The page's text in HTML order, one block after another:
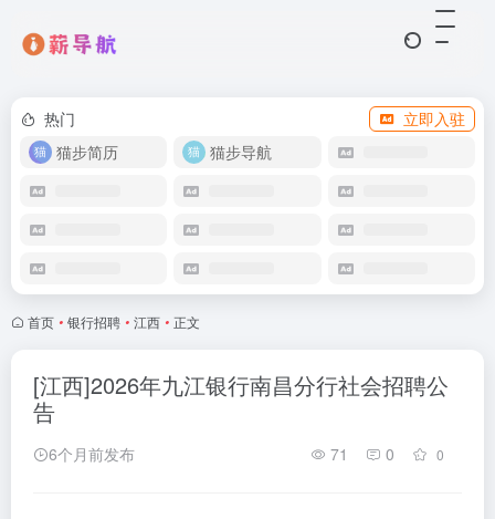
热门
立即入驻
猫步简历
猫步导航
首页 • 银行招聘 • 江西 • 正文
[江西]2026年九江银行南昌分行社会招聘公
告
6个月前发布 71 0 0